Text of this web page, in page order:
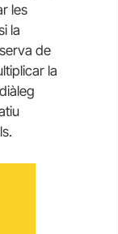
les
la
de
la